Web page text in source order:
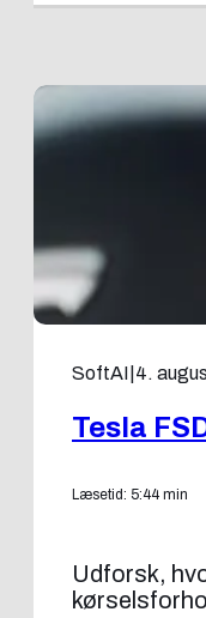
SoftAI 4.
Tesla
Læsetid: 5:44 min
Udforsk,